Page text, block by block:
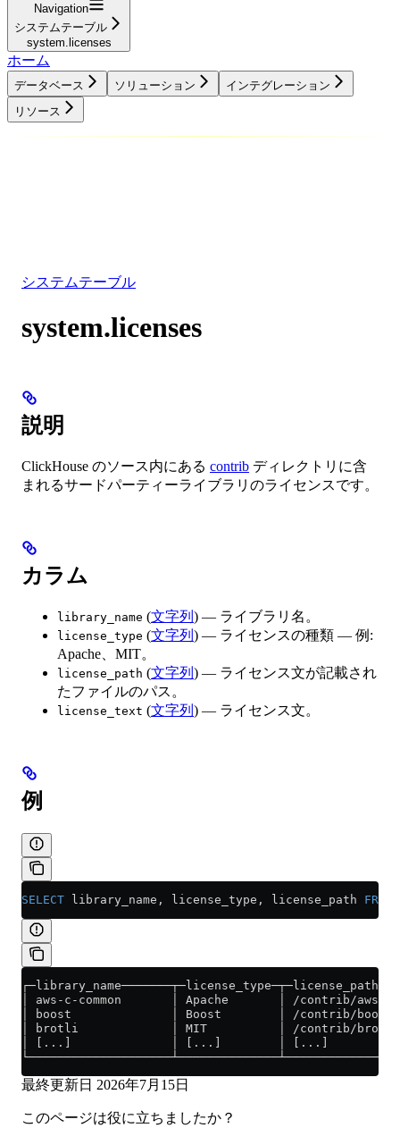
Navigation
システムテーブル
system.licenses
ホーム
データベース ソリューション
インテグレーション
リソース
システムテーブル
system.licenses
説明
ClickHouse のソース内にある contrib ディレクトリに含
まれるサードパーティーライブラリのライセンスです。
カラム
library_name (文字列 ) — ライブラリ名。
license_type (文字列 ) — ライセンスの種類 — 例:
Apache、MIT。
license_path (文字列 ) — ライセンス文が記載され
たファイルのパス。
license_text (文字列 ) — ライセンス文。
例
SELECT library_name, license_type, license_path FROM
│ aws-c-common       │ Apache       │ /contrib/aws-c-
│ boost              │ Boost        │ /contrib/boost/
│ brotli             │ MIT          │ /contrib/brotli/
│ [...]              │ [...]        │ [...]
最終更新日 2026年7月15日
このページは役に立ちましたか？